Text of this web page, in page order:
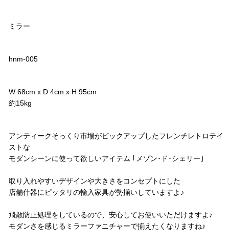
ミラー
hnm-005
W 68cm x D 4cm x H 95cm
約15kg
アンティークそっくり市場がピックアップしたフレンチレトロテイ
ストな
モダンシーンに使って欲しいアイテム ｢メゾン･ド･シェリー｣
取り入れやすいデザインや大きさをコンセプトにした
店舗什器にピッタリの輸入家具が勢揃いしていますよ♪
飛散防止処理をしているので、安心してお使いいただけますよ♪
モダンさを感じるミラーファニチャーで揃えたくなりますね♪